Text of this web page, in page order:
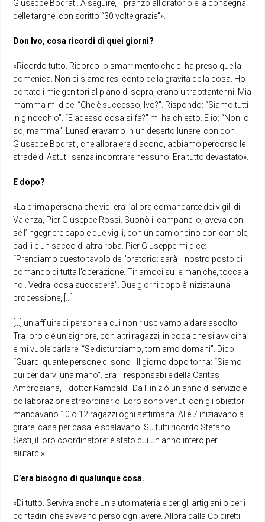
Giuseppe Bodrati. A seguire, il pranzo all’oratorio e la consegna
delle targhe, con scritto “30 volte grazie”».
Don Ivo, cosa ricordi di quei giorni?
«Ricordo tutto. Ricordo lo smarrimento che ci ha preso quella
domenica. Non ci siamo resi conto della gravità della cosa. Ho
portato i mie genitori al piano di sopra, erano ultraottantenni. Mia
mamma mi dice: “Che è successo, Ivo?”. Rispondo: “Siamo tutti
in ginocchio”. “E adesso cosa si fa?” mi ha chiesto. E io: “Non lo
so, mamma”. Lunedì eravamo in un deserto lunare: con don
Giuseppe Bodrati, che allora era diacono, abbiamo percorso le
strade di Astuti, senza incontrare nessuno. Era tutto devastato».
E dopo?
«La prima persona che vidi era l’allora comandante dei vigili di
Valenza, Pier Giuseppe Rossi. Suonò il campanello, aveva con
sé l’ingegnere capo e due vigili, con un camioncino con carriole,
badili e un sacco di altra roba. Pier Giuseppe mi dice:
“Prendiamo questo tavolo dell’oratorio: sarà il nostro posto di
comando di tutta l’operazione. Tiriamoci su le maniche, tocca a
noi. Vedrai cosa succederà”. Due giorni dopo è iniziata una
processione, […]
[…] un affluire di persone a cui non riuscivamo a dare ascolto.
Tra loro c’è un signore, con altri ragazzi, in coda che si avvicina
e mi vuole parlare: “Se disturbiamo, torniamo domani”. Dico:
“Guardi quante persone ci sono”. Il giorno dopo torna: “Siamo
qui per darvi una mano”. Era il responsabile della Caritas
Ambrosiana, il dottor Rambaldi. Da lì iniziò un anno di servizio e
collaborazione straordinario. Loro sono venuti con gli obiettori,
mandavano 10 o 12 ragazzi ogni settimana. Alle 7 iniziavano a
girare, casa per casa, e spalavano. Su tutti ricordo Stefano
Sesti, il loro coordinatore: è stato qui un anno intero per
aiutarci».
C’era bisogno di qualunque cosa.
«Di tutto. Serviva anche un aiuto materiale per gli artigiani o per i
contadini che avevano perso ogni avere. Allora dalla Coldiretti